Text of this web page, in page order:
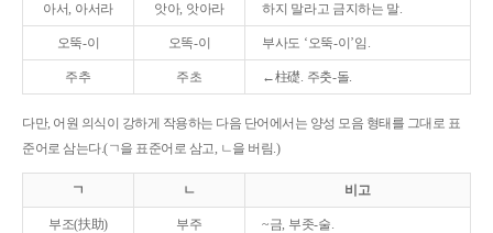
아서, 아서라 앗아, 앗아라 하지 말라고 금지하는 말.
오뚝-이 오똑-이 부사도 ‘오뚝-이’임.
주추 주초 ←柱礎. 주춧-돌.
다만, 어원 의식이 강하게 작용하는 다음 단어에서는 양성 모음 형태를 그대로 표
준어로 삼는다.(ㄱ을 표준어로 삼고, ㄴ을 버림.)
ㄱ ㄴ 비고
부조(扶助) 부주 ~금, 부좃-술.